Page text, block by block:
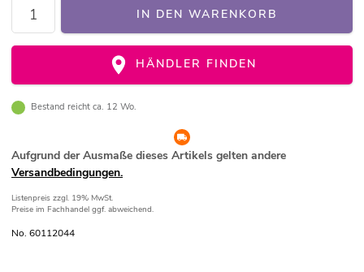
IN DEN WARENKORB
HÄNDLER FINDEN
Bestand reicht ca. 12 Wo.
Aufgrund der Ausmaße dieses Artikels gelten andere
Versandbedingungen.
Listenpreis zzgl. 19% MwSt.
Preise im Fachhandel ggf. abweichend.
No. 60112044